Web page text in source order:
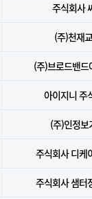
주식회사
(주)천재
(주)브로드밴드
아이지니 주
(주)인정보
주식회사 디케
주식회사 샘터